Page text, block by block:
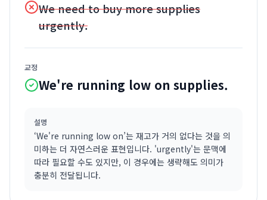
We need to buy more supplies
urgently.
교정
We're running low on supplies.
설명
‘We're running low on’는 재고가 거의 없다는 것을 의
미하는 더 자연스러운 표현입니다. 'urgently'는 문맥에
따라 필요할 수도 있지만, 이 경우에는 생략해도 의미가
충분히 전달됩니다.